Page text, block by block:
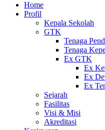
Home
Profil
Kepala Sekolah
GTK
Tenaga
Tenaga
Ex GTK
Ex
Ex
Ex
Sejarah
Fasilitas
Visi & Misi
Akreditasi